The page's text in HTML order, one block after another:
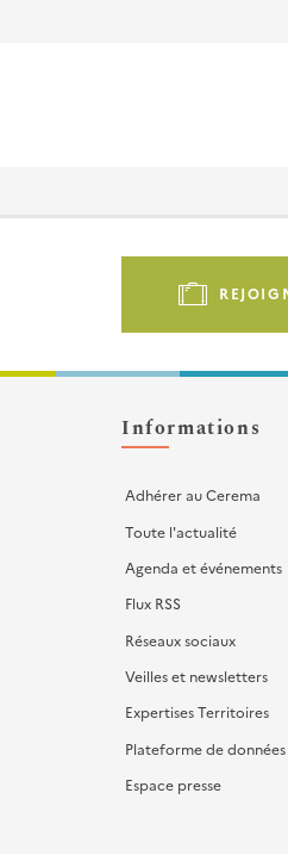
Pied
Liens
d'actions
Informations
Adhérer au Cerema
Toute l'actualité
Agenda et événements
Flux RSS
Réseaux sociaux
Veilles et newsletters
Expertises Territoires
Plateforme de
Espace presse